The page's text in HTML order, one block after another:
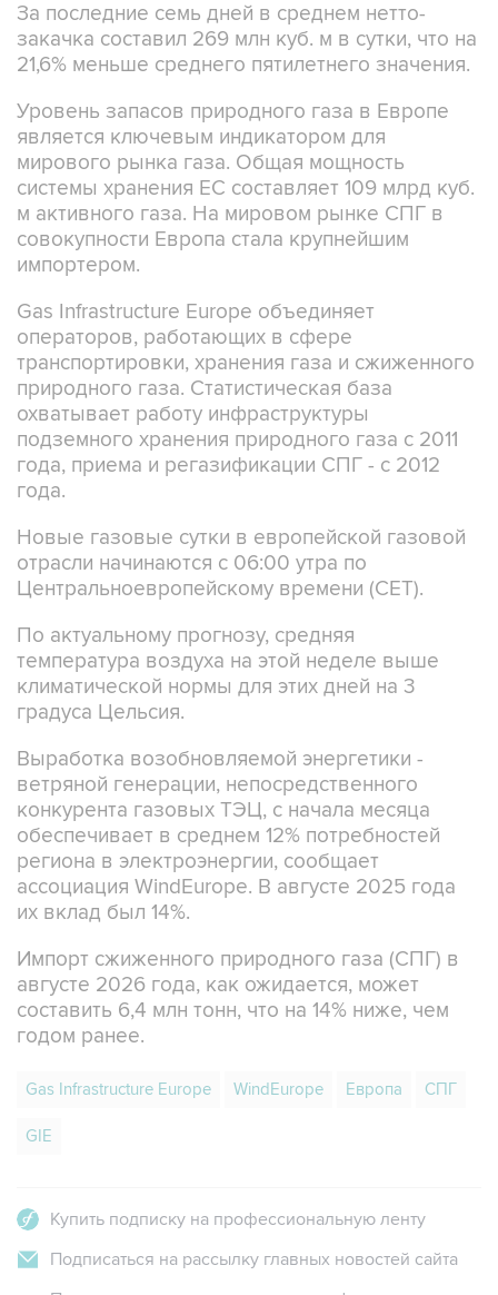
За последние семь дней в среднем нетто-
закачка составил 269 млн куб. м в сутки, что на
21,6% меньше среднего пятилетнего значения.
Уровень запасов природного газа в Европе
является ключевым индикатором для
мирового рынка газа. Общая мощность
системы хранения ЕС составляет 109 млрд куб.
м активного газа. На мировом рынке СПГ в
совокупности Европа стала крупнейшим
импортером.
Gas Infrastructure Europe объединяет
операторов, работающих в сфере
транспортировки, хранения газа и сжиженного
природного газа. Статистическая база
охватывает работу инфраструктуры
подземного хранения природного газа с 2011
года, приема и регазификации СПГ - с 2012
года.
Новые газовые сутки в европейской газовой
отрасли начинаются c 06:00 утра по
Центральноевропейскому времени (CET).
По актуальному прогнозу, средняя
температура воздуха на этой неделе выше
климатической нормы для этих дней на 3
градуса Цельсия.
Выработка возобновляемой энергетики -
ветряной генерации, непосредственного
конкурента газовых ТЭЦ, с начала месяца
обеспечивает в среднем 12% потребностей
региона в электроэнергии, сообщает
ассоциация WindEurope. В августе 2025 года
их вклад был 14%.
Импорт сжиженного природного газа (СПГ) в
августе 2026 года, как ожидается, может
составить 6,4 млн тонн, что на 14% ниже, чем
годом ранее.
Gas Infrastructure Europe WindEurope Европа СПГ
GIE
Купить подписку на профессиональную ленту
Подписаться на рассылку главных новостей сайта